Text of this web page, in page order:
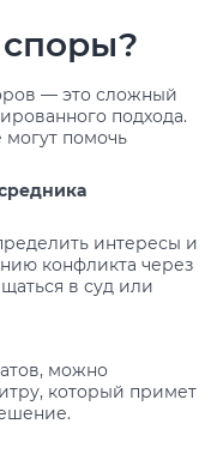
— это сложный
подхода.
могут помочь
интересы и
конфликта через
в суд или
можно
который примет